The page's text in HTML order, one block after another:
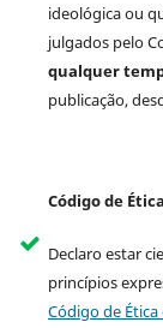
ideológica ou
julgados pelo
qualquer
publicação,
Código de Ética
Declaro estar
princípios
Código de